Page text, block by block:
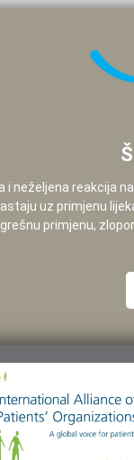
i neželjena reakcija
uz primjenu
primjenu,